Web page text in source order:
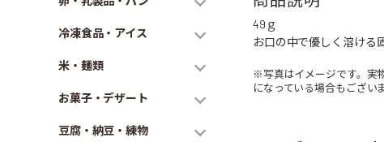
冷凍食品・アイス
米・麺類
お菓子・デザート
豆腐・納豆・練物
49ｇ
お口の中で優しく溶ける
※写真はイメージです。実
になっている場合もござい